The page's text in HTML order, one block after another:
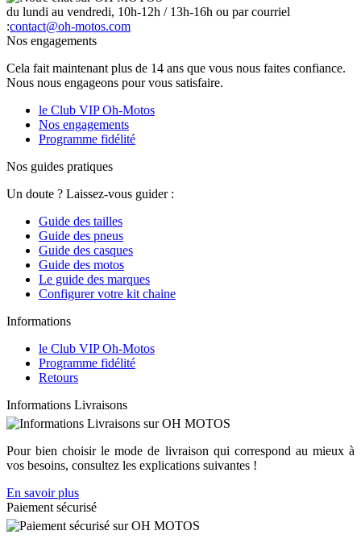
du lundi au vendredi, 10h-12h / 13h-16h ou par courriel
:contact@oh-motos.com
Nos engagements
Cela fait maintenant plus de 14 ans que vous nous faites confiance.
Nous nous engageons pour vous satisfaire.
le Club VIP Oh-Motos
Nos engagements
Programme fidélité
Nos guides pratiques
Un doute ? Laissez-vous guider :
Guide des tailles
Guide des pneus
Guide des casques
Guide des motos
Le guide des marques
Configurer votre kit chaine
Informations
le Club VIP Oh-Motos
Programme fidélité
Retours
Informations Livraisons
Pour bien choisir le mode de livraison qui correspond au mieux à
vos besoins, consultez les explications suivantes !
En savoir plus
Paiement sécurisé